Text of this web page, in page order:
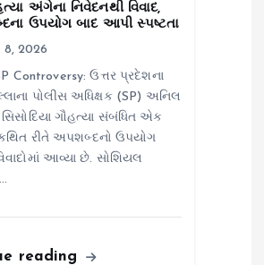
અંગેના નિવેદનથી વિવાદ,
ઉપયોગ બાદ આપી સ્પષ્ટતા
8, 2026
Controversy: ઉત્તર પ્રદેશના
પોલીસ અધિક્ષક (SP) અનિલ
ગૌહત્યા સંબંધિત એક
રીતે અપશબ્દનો ઉપયોગ
આવ્યા છે. સોશિયલ
reading